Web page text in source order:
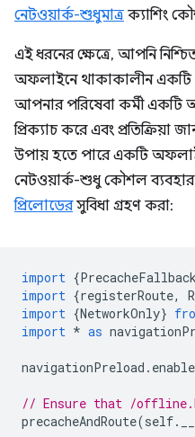
নেটওয়ার্ক-শুধুমাত্র ক্যাশিং
এই ধরনের ক্ষেত্রে, আপনি
অফলাইনে থাকাকালীন
আপনার পরিষেবা কর্মী একটি
প্রিক্যাচ করে এবং প্রতিক্রিয়া
উপায় হতে পারে একটি
নেটওয়ার্ক-শুধু কৌশল ব্যবহার
প্রিলোডেরসুবিধা গ্রহণ করা:
import {
import {registerRoute,
import {NetworkOnly}
import * as
navigationPreload . enable
// Ensure that /
precacheAndRoute(self.